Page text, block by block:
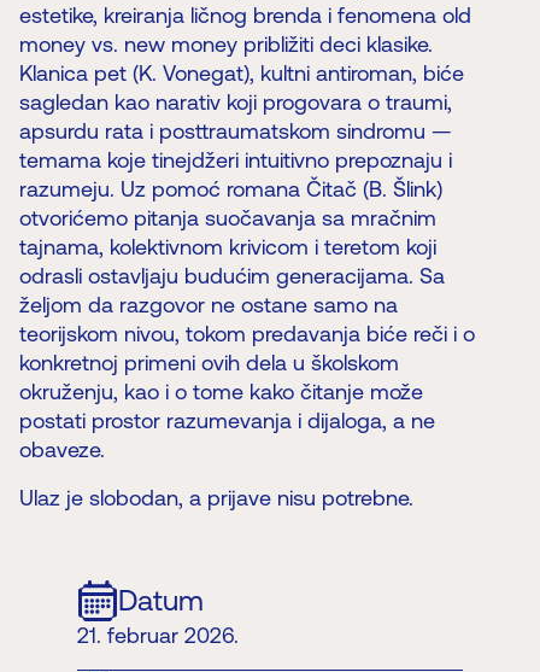
estetike, kreiranja ličnog brenda i fenomena old
money vs. new money približiti deci klasike.
Klanica pet (K. Vonegat), kultni antiroman, biće
sagledan kao narativ koji progovara o traumi,
apsurdu rata i posttraumatskom sindromu —
temama koje tinejdžeri intuitivno prepoznaju i
razumeju. Uz pomoć romana Čitač (B. Šlink)
otvorićemo pitanja suočavanja sa mračnim
tajnama, kolektivnom krivicom i teretom koji
odrasli ostavljaju budućim generacijama. Sa
željom da razgovor ne ostane samo na
teorijskom nivou, tokom predavanja biće reči i o
konkretnoj primeni ovih dela u školskom
okruženju, kao i o tome kako čitanje može
postati prostor razumevanja i dijaloga, a ne
obaveze.
Ulaz je slobodan, a prijave nisu potrebne.
Datum
21. februar 2026.